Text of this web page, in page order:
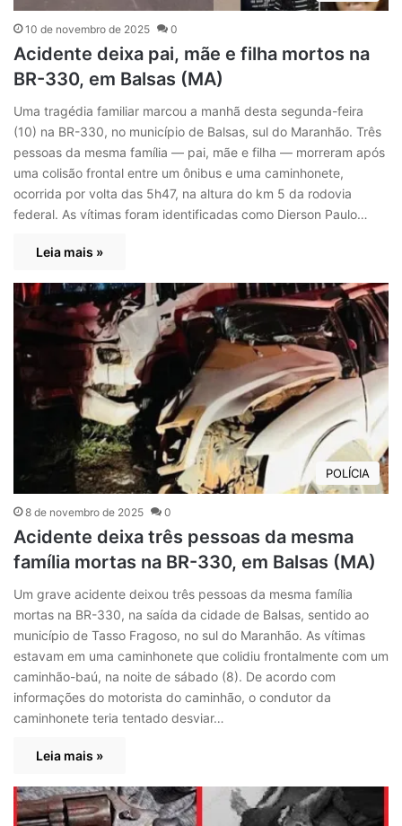
10 de novembro de 2025 0
Acidente deixa pai, mãe e filha mortos na
BR-330, em Balsas (MA)
Uma tragédia familiar marcou a manhã desta segunda-feira
(10) na BR-330, no município de Balsas, sul do Maranhão. Três
pessoas da mesma família — pai, mãe e filha — morreram após
uma colisão frontal entre um ônibus e uma caminhonete,
ocorrida por volta das 5h47, na altura do km 5 da rodovia
federal. As vítimas foram identificadas como Dierson Paulo…
Leia mais »
POLÍCIA
8 de novembro de 2025 0
Acidente deixa três pessoas da mesma
família mortas na BR-330, em Balsas (MA)
Um grave acidente deixou três pessoas da mesma família
mortas na BR-330, na saída da cidade de Balsas, sentido ao
município de Tasso Fragoso, no sul do Maranhão. As vítimas
estavam em uma caminhonete que colidiu frontalmente com um
caminhão-baú, na noite de sábado (8). De acordo com
informações do motorista do caminhão, o condutor da
caminhonete teria tentado desviar…
Leia mais »